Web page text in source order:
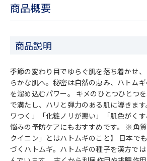
商品概要
商品説明
季節の変わり目でゆらぐ肌を落ち着かせ
らかな肌へ。秘密は自然の恵み、ハトム
を溜め込むパワー。 キメのひとつひとつ
で満たし、ハリと弾力のある肌に導きま
ワつく」「化粧ノリが悪い」「肌色がく
悩みの予防ケアにもおすすめです。 ※角
クイニン」とはハトムギのこと】 日本で
づくハトムギ。ハトムギの種子を漢方で